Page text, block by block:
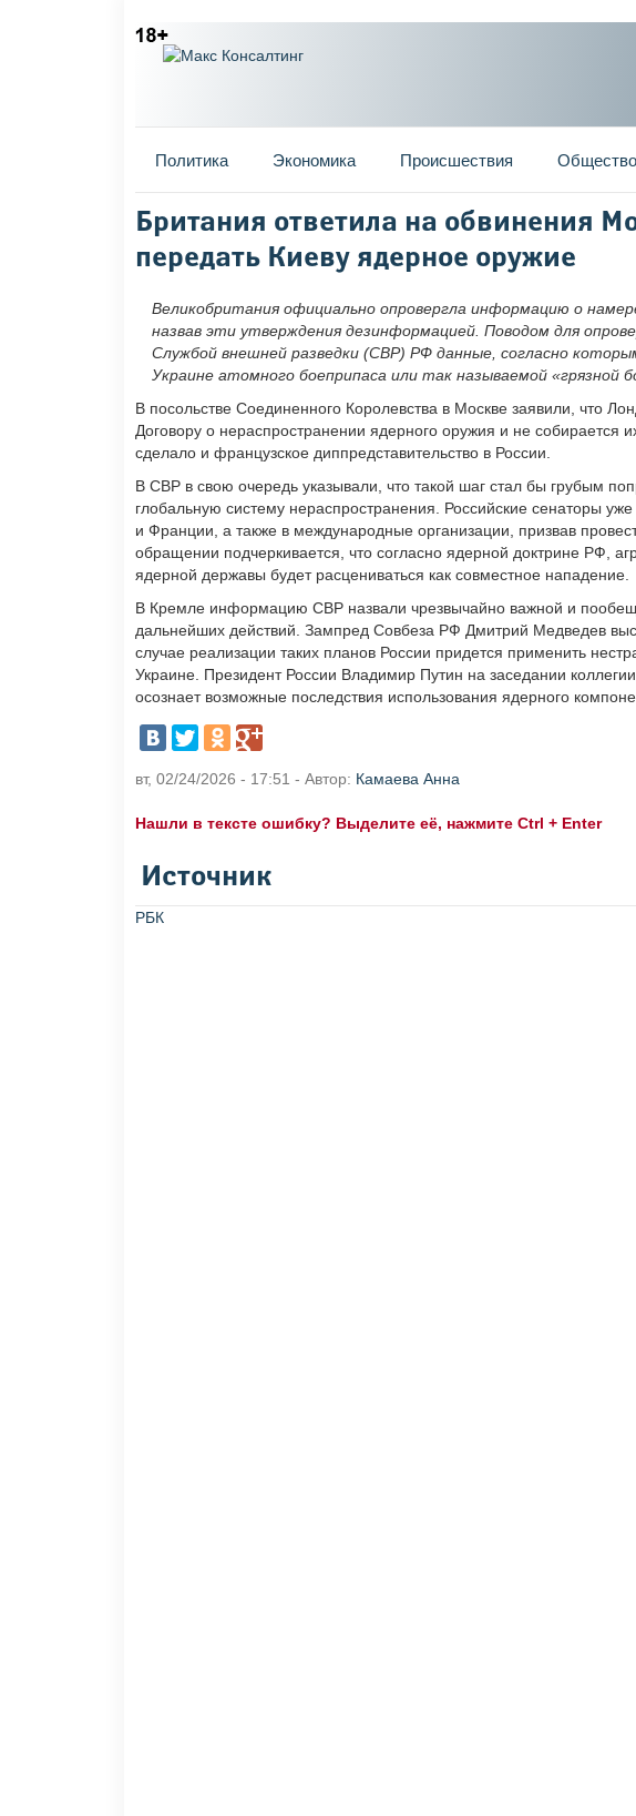
Главное меню
Политика Экономика Происшествия Общество
Вы здесь
Британия ответила на обвинения
передать Киеву ядерное оружие
Великобритания официально опровергла информацию о
назвав эти утверждения дезинформацией. Поводом для
Службой внешней разведки (СВР) РФ данные, согласно
Украине атомного боеприпаса или так называемой «грязной
В посольстве Соединенного Королевства в Москве заявили, что
Договору о нераспространении ядерного оружия и не собирается
сделало и французское диппредставительство в России.
В СВР в свою очередь указывали, что такой шаг стал бы грубым
глобальную систему нераспространения. Российские сенаторы
и Франции, а также в международные организации, призвав
обращении подчеркивается, что согласно ядерной доктрине РФ,
ядерной державы будет расцениваться как совместное нападение.
В Кремле информацию СВР назвали чрезвычайно важной и
дальнейших действий. Зампред Совбеза РФ Дмитрий Медведев
случае реализации таких планов России придется применить
Украине. Президент России Владимир Путин на заседании
осознает возможные последствия использования ядерного
вт, 02/24/2026 - 17:51 - Автор: Камаева Анна
Нашли в тексте ошибку? Выделите её, нажмите Ctrl + Enter
Источник
РБК